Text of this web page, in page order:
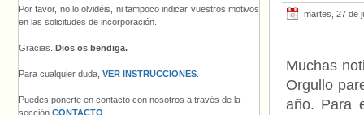
martes, 27 de
Muchas
Orgullo
año. Para
Por favor, no lo olvidéis, ni tampoco indicar vuestros motivos
en las solicitudes de incorporación.
Gracias. Dios os bendiga.
Para cualquier duda, VER INSTRUCCIONES
Puedes ponerte en contacto con nosotros a través de la
sección CONTACTO